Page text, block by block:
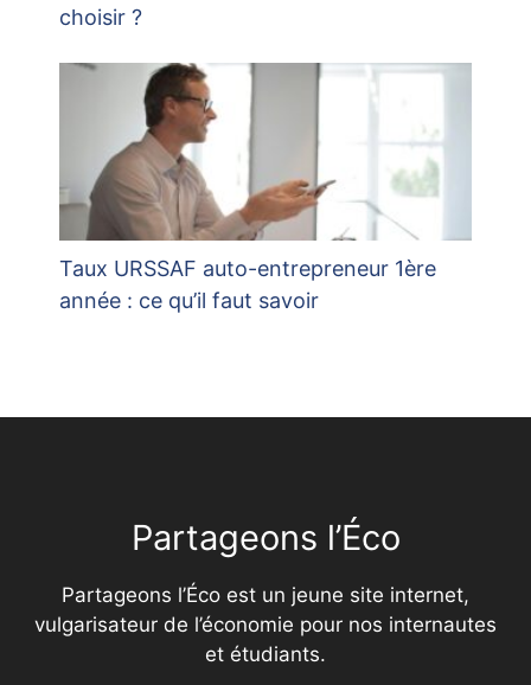
choisir ?
Taux URSSAF auto-entrepreneur 1ère
année : ce qu’il faut savoir
Partageons l’Éco
Partageons l’Éco est un jeune site internet,
vulgarisateur de l’économie pour nos internautes
et étudiants.